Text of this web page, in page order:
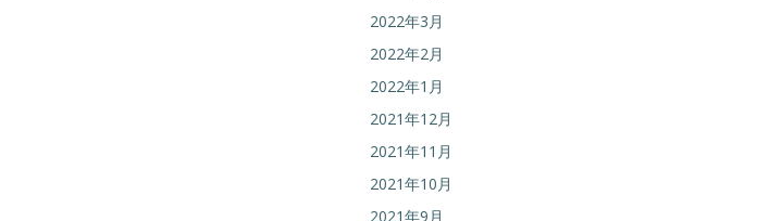
2022年3月
2022年2月
2022年1月
2021年12月
2021年11月
2021年10月
2021年9月